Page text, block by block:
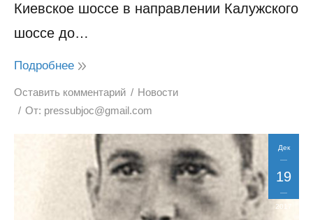
Киевское шоссе в направлении Калужского
шоссе до…
Подробнее
Оставить комментарий
Новости
От: pressubjoc@gmail.com
Дек
19
2017